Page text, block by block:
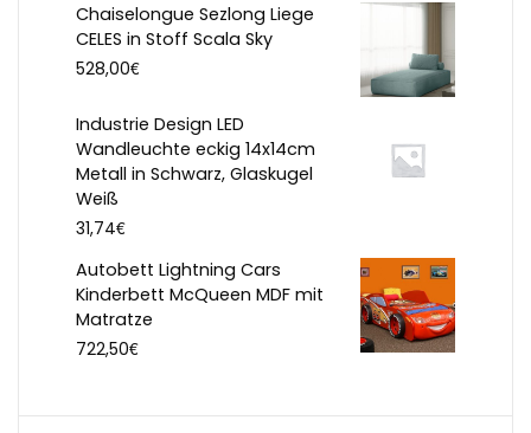
Chaiselongue Sezlong Liege
CELES in Stoff Scala Sky
528,00€
Industrie Design LED
Wandleuchte eckig 14x14cm
Metall in Schwarz, Glaskugel
Weiß
31,74€
Autobett Lightning Cars
Kinderbett McQueen MDF mit
Matratze
722,50€